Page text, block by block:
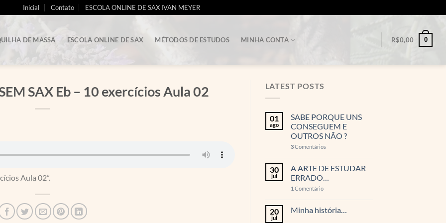
Inicial Contato ESCOLA ONLINE DE SAX IVAN MEYER
DE MASSA ESCOLA ONLINE DE SAX MÉTODOS DE ESTUDOS MINHA CONTA R$0,00 0
SAX Eb – 10 exercícios Aula 02
Aula 02”.
LATEST POSTS
01
ago
SABE PORQUE UNS
CONSEGUEM E
OUTROS NÃO ?
3Comentários
30
jul
A ARTE DE ESTUDAR
ERRADO…
1 Comentário
20
jul
Minha história…